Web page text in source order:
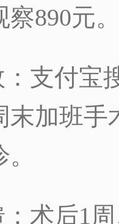
察890元
支付宝
末加班手
术后1